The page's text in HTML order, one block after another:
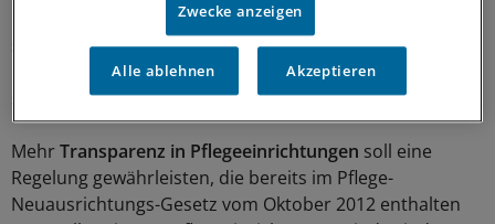
Dieses "Hammer-Examen" hatten vor allem die
studentischen Vertreter immer wieder kritisiert, da die
Prüfung nach Studium und PJ zusammen mit dem
schriftlichen Teil abgelegt werden muss.
MehrTransparenz in Pflegeeinrichtungen soll eine
Regelung gewährleisten, die bereits im Pflege-
Neuausrichtungs-Gesetz vom Oktober 2012 enthalten
Zwecke anzeigen
Alle ablehnen Akzeptieren